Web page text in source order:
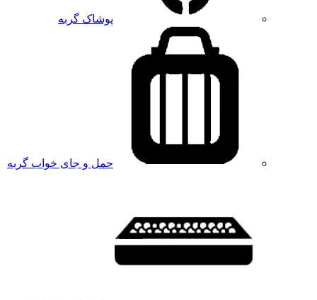
پوشاک گربه
حمل و جای خواب گربه